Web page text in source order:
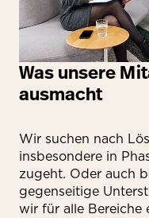
Was unsere
ausmacht
Wir suchen nach
insbesondere in
zugeht. Oder auch
gegenseitige
wir für alle Bereiche